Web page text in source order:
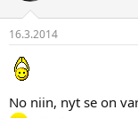
s
t
e
l
u
n
a
s
p
ä
16.3.2014
No niin, nyt se on